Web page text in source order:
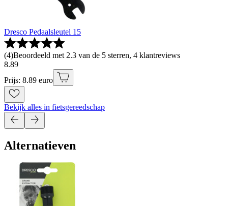
Dresco Pedaalsleutel 15
(4)Beoordeeld met 2.3 van de 5 sterren, 4 klantreviews
8.89
Prijs: 8.89 euro
Bekijk alles in fietsgereedschap
Alternatieven